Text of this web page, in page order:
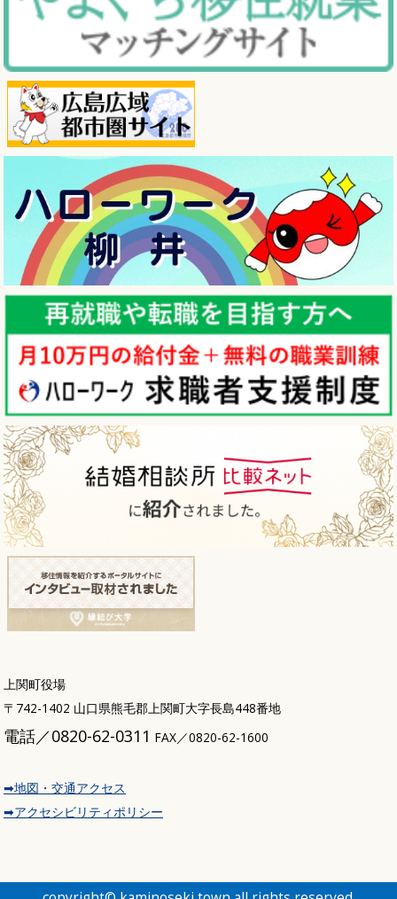
上関町役場
〒742-1402 山口県熊毛郡上関町大字長島448番地
電話／0820-62-0311 FAX／0820-62-1600
➡地図・交通アクセス
➡アクセシビリティポリシー